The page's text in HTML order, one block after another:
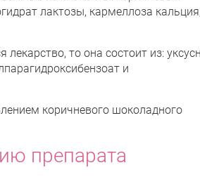
лактозы, кармеллоза кальция,
то она состоит из:
и
коричневого шоколадного
препарата